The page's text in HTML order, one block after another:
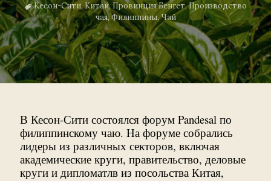
Кесон-Сити,Китай,Провинция Бенгет,Производство
чая,Филиппины,Чай
В Кесон-Сити состоялся форум Pandesal по
филиппинскому чаю. На форуме собрались
лидеры из различных секторов, включая
академические круги, правительство, деловые
круги и дипломатлв из посольства Китая,